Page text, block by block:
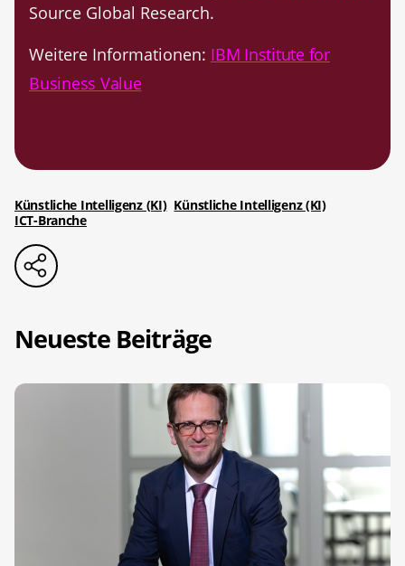
Source Global Research.
Weitere Informationen: IBM Institute for
Business Value
Künstliche Intelligenz (KI) Künstliche Intelligenz (KI)
ICT-Branche
Neueste Beiträge